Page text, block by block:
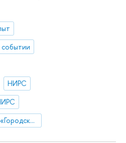
НИРС
Магистерская программа «Городское развитие и управление»